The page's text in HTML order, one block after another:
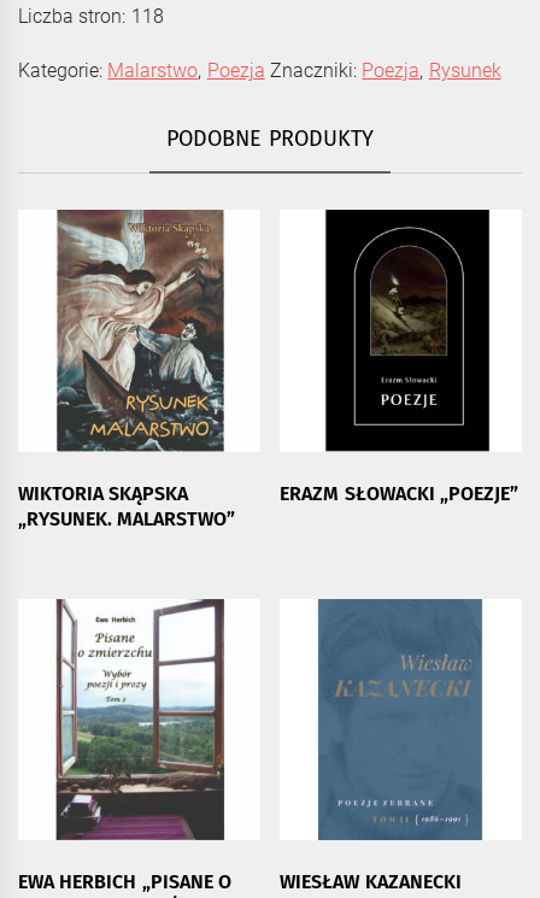
Liczba stron: 118
Kategorie: Malarstwo, Poezja Znaczniki: Poezja, Rysunek
PODOBNE PRODUKTY
WIKTORIA SKĄPSKA
„RYSUNEK. MALARSTWO”
ERAZM SŁOWACKI „POEZJE”
EWA HERBICH „PISANE O
WIESŁAW KAZANECKI